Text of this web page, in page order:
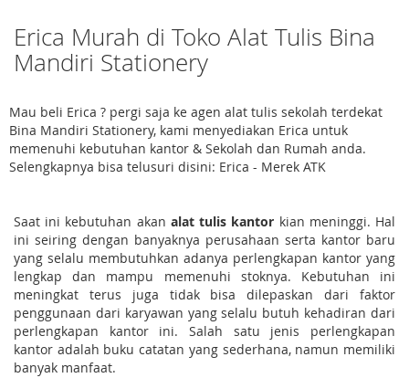
Erica Murah di Toko Alat Tulis Bina
Mandiri Stationery
Mau beli Erica ? pergi saja ke agen alat tulis sekolah terdekat
Bina Mandiri Stationery, kami menyediakan Erica untuk
memenuhi kebutuhan kantor & Sekolah dan Rumah anda.
Selengkapnya bisa telusuri disini: Erica - Merek ATK
Saat ini kebutuhan akan alat tulis kantor kian meninggi. Hal
ini seiring dengan banyaknya perusahaan serta kantor baru
yang selalu membutuhkan adanya perlengkapan kantor yang
lengkap dan mampu memenuhi stoknya. Kebutuhan ini
meningkat terus juga tidak bisa dilepaskan dari faktor
penggunaan dari karyawan yang selalu butuh kehadiran dari
perlengkapan kantor ini. Salah satu jenis perlengkapan
kantor adalah buku catatan yang sederhana, namun memiliki
banyak manfaat.